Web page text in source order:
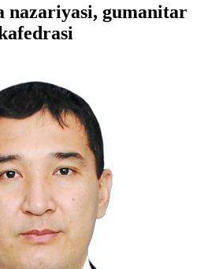
nazariyasi, gumanitar